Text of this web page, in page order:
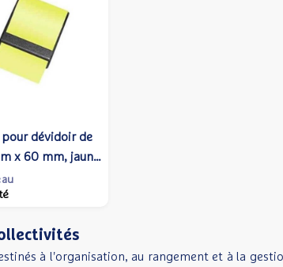
pour dévidoir de
x 60 mm, jaune
à l'organisation, au rangement et à la